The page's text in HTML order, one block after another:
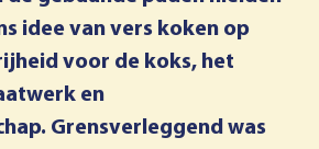
idee van vers koken op
voor de koks, het
en
Grensverleggend was